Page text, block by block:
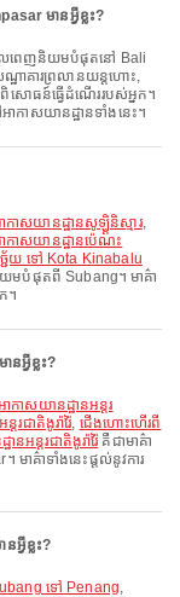
មានអ្វីខ្លះ?
លពេញនិយមបំផុតនៅ Bali
ឋាគារព្រលានយន្តហោះ,
ពិសោធន៍ធ្វើដំណើររបស់អ្នក។
កាសយានដ្ឋានទាំងនេះ។
ាសយានដ្ឋានសូឡ្តិនិស្មារ,
កាសយានដ្ឋានប៉េណះ
ជ័យ ទៅ Kota Kinabalu
មបំផុតពី Subang។ មាគ៌ា
។
អ្វីខ្លះ?
ជាតិងូរ៉ារ៉ៃ, ជើងហោះហើរពី
អន្តរជាតិងូរ៉ារ៉ៃ គឺជាមាគ៌ា
គ៌ាទាំងនេះផ្តល់នូវការ
អ្វីខ្លះ?
ទៅ Penang,